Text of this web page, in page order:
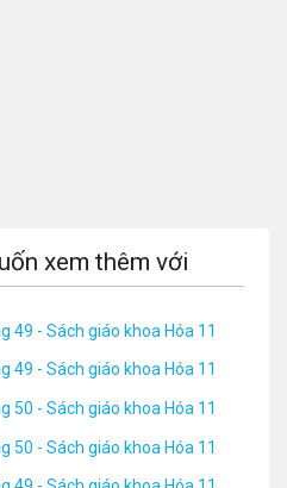
xem thêm với
49 - Sách giáo khoa Hóa 11
49 - Sách giáo khoa Hóa 11
50 - Sách giáo khoa Hóa 11
50 - Sách giáo khoa Hóa 11